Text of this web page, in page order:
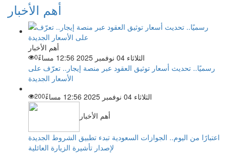
أهم الأخبار
أهم الأخبار
الثلاثاء 04 نوفمبر 2025 12:56 مساءً
0
رسميًا.. تحديث أسعار توثيق العقود عبر منصة إيجار.. تعرّف على
الأسعار الجديدة
الثلاثاء 04 نوفمبر 2025 12:56 مساءً
200
أهم الأخبار
اعتبارًا من اليوم.. الجوازات السعودية تبدء تطبيق الشروط الجديدة
لإصدار تأشيرة الزيارة العائلية